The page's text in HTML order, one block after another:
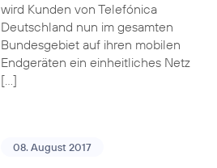
wird Kunden von Telefónica
Deutschland nun im gesamten
Bundesgebiet auf ihren mobilen
Endgeräten ein einheitliches Netz
[…]
08. August 2017